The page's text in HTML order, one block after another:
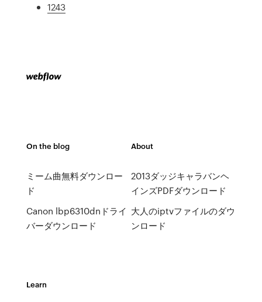
1243
On the blog
ミーム曲無料ダウンロー
ド
Canon lbp6310dnドライ
バーダウンロード
About
2013ダッジキャラバンヘ
インズPDFダウンロード
大人のiptvファイルのダウ
ンロード
Learn